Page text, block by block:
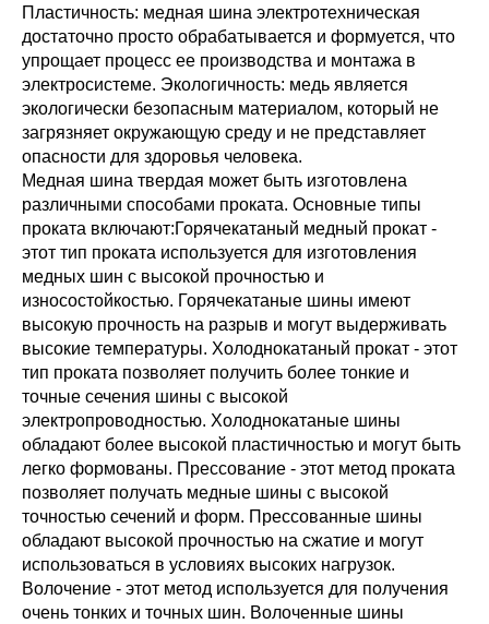
Пластичность: медная шина электротехническая
достаточно просто обрабатывается и формуется, что
упрощает процесс ее производства и монтажа в
электросистеме. Экологичность: медь является
экологически безопасным материалом, который не
загрязняет окружающую среду и не представляет
опасности для здоровья человека.
Медная шина твердая может быть изготовлена
различными способами проката. Основные типы
проката включают:Горячекатаный медный прокат -
этот тип проката используется для изготовления
медных шин с высокой прочностью и
износостойкостью. Горячекатаные шины имеют
высокую прочность на разрыв и могут выдерживать
высокие температуры. Холоднокатаный прокат - этот
тип проката позволяет получить более тонкие и
точные сечения шины с высокой
электропроводностью. Холоднокатаные шины
обладают более высокой пластичностью и могут быть
легко формованы. Прессование - этот метод проката
позволяет получать медные шины с высокой
точностью сечений и форм. Прессованные шины
обладают высокой прочностью на сжатие и могут
использоваться в условиях высоких нагрузок.
Волочение - этот метод используется для получения
очень тонких и точных шин. Волоченные шины